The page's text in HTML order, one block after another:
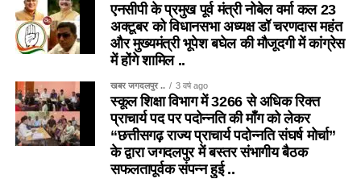
एनसीपी के प्रमुख पूर्व मंत्री नोबेल वर्मा कल 23
अक्टूबर को विधानसभा अध्यक्ष डॉ चरणदास महंत
और मुख्यमंत्री भूपेश बघेल की मौजूदगी में कांग्रेस
में होंगे शामिल ..
खबर जगदलपुर .. 3 वर्ष ago
स्कूल शिक्षा विभाग में 3266 से अधिक रिक्त
प्राचार्य पद पर पदोन्नति की माँग को लेकर
“छत्तीसगढ़ राज्य प्राचार्य पदोन्नति संघर्ष मोर्चा”
के द्वारा जगदलपुर में बस्तर संभागीय बैठक
सफलतापूर्वक संपन्न हुई ..